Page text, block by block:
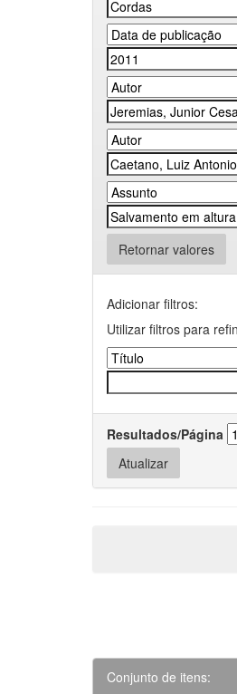
Retornar valores
Adicionar filtros:
Utilizar filtros para
Resultados/Página
Conjunto de itens: